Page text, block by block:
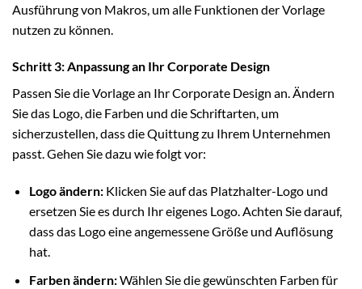
Ausführung von Makros, um alle Funktionen der Vorlage
nutzen zu können.
Schritt 3: Anpassung an Ihr Corporate Design
Passen Sie die Vorlage an Ihr Corporate Design an. Ändern
Sie das Logo, die Farben und die Schriftarten, um
sicherzustellen, dass die Quittung zu Ihrem Unternehmen
passt. Gehen Sie dazu wie folgt vor:
Logo ändern:Klicken Sie auf das Platzhalter-Logo und
ersetzen Sie es durch Ihr eigenes Logo. Achten Sie darauf,
dass das Logo eine angemessene Größe und Auflösung
hat.
Farben ändern:Wählen Sie die gewünschten Farben für